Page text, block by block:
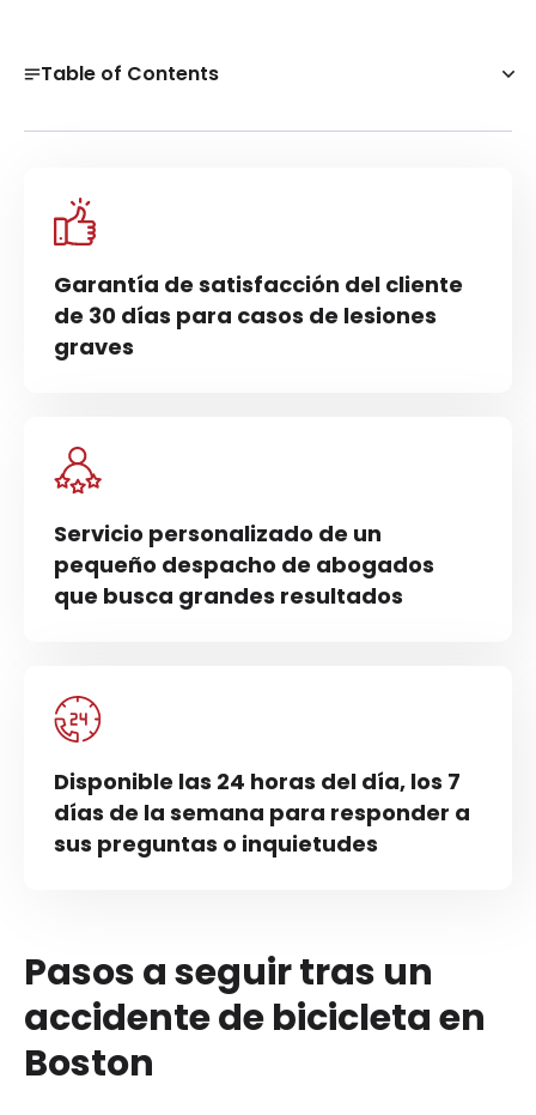
Table of Contents
Abogado de accidentes de bicicleta de Boston:
Boston
Responsabilidades de los conductores hacia los
ciclistas
Leyes de bicicletas en Boston, MA
Tipos de indemnización disponibles en demandas
por accidentes de bicicleta en Massachusetts
Cómo elegir el mejor abogado para accidentes de
bicicleta
Póngase en contacto con Michael Kelly Injury
Garantía de devolución de 30 días sin riesgo
Garantía de satisfacción del cliente
de 30 días para casos de lesiones
graves
Servicio personalizado de un
pequeño despacho de abogados
que busca grandes resultados
Disponible las 24 horas del día, los 7
días de la semana para responder a
sus preguntas o inquietudes
Pasos a seguir tras un
accidente de bicicleta en
Boston